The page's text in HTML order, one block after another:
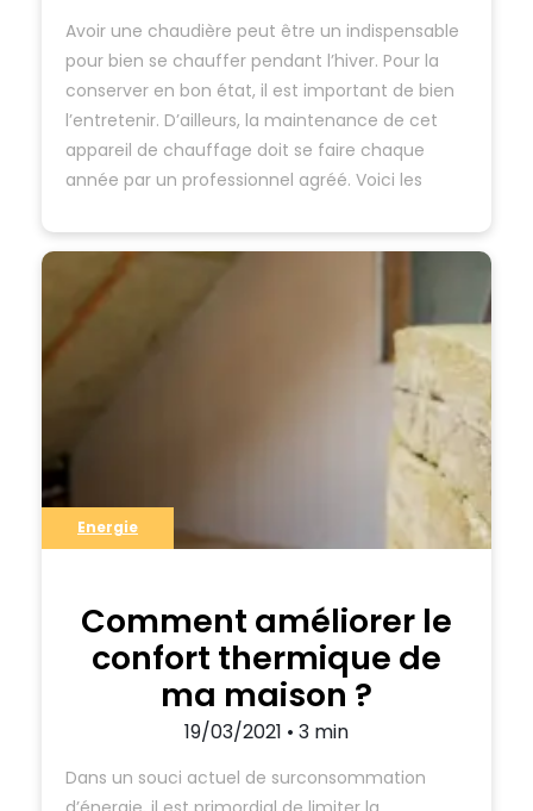
Avoir une chaudière peut être un indispensable
pour bien se chauffer pendant l’hiver. Pour la
conserver en bon état, il est important de bien
l’entretenir. D’ailleurs, la maintenance de cet
appareil de chauffage doit se faire chaque
année par un professionnel agréé. Voici les
d’entretenir sa chaudière ? …
Comment améliorer le
confort thermique de
ma maison ?
Energie
19/03/2021 • 3 min
Dans un souci actuel de surconsommation